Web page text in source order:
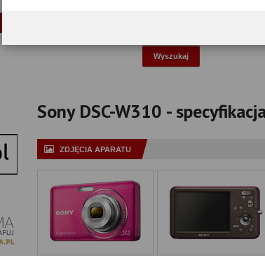
Sony DSC-W310 -
ZDJĘCIA APARATU